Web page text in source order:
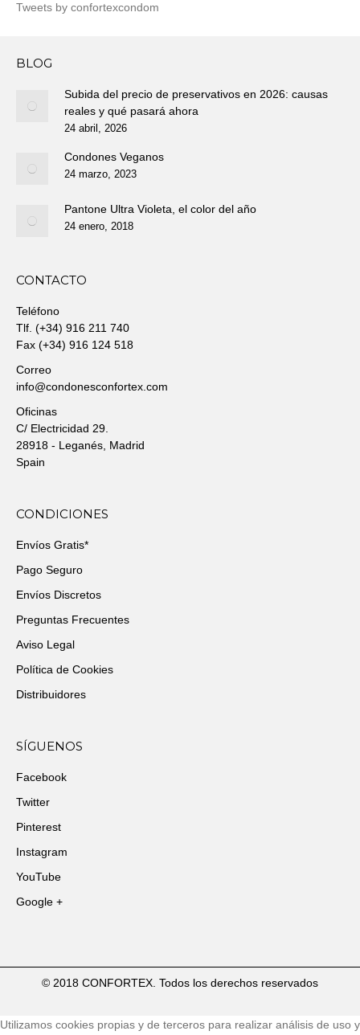
Tweets by confortexcondom
BLOG
Subida del precio de preservativos en 2026: causas
reales y qué pasará ahora
24 abril, 2026
Condones Veganos
24 marzo, 2023
Pantone Ultra Violeta, el color del año
24 enero, 2018
CONTACTO
Teléfono
Tlf. (+34) 916 211 740
Fax (+34) 916 124 518
Correo
info@condonesconfortex.com
Oficinas
C/ Electricidad 29.
28918 - Leganés, Madrid
Spain
CONDICIONES
Envíos Gratis*
Pago Seguro
Envíos Discretos
Preguntas Frecuentes
Aviso Legal
Política de Cookies
Distribuidores
SÍGUENOS
Facebook
Twitter
Pinterest
Instagram
YouTube
Google +
© 2018 CONFORTEX. Todos los derechos reservados
Utilizamos cookies propias y de terceros para realizar análisis de uso y